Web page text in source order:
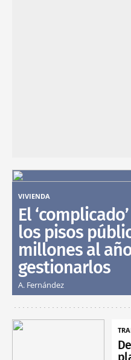
VIVIENDA
El
los pisos
millones al
gestionarlos
A. Fernández